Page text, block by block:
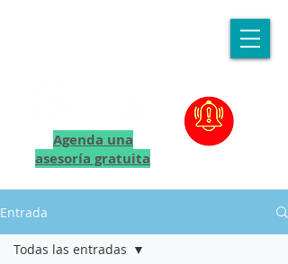
Agenda una
asesoría gratuita
Entrada
Todas las entradas